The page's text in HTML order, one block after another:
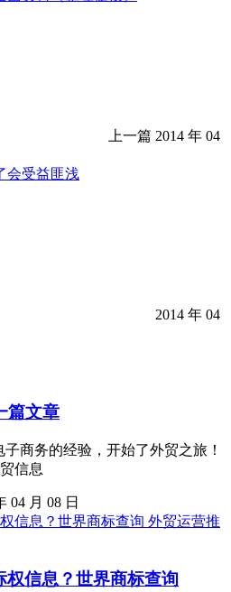
上一篇 2014 年 04
会受益匪浅
2014 年 04
篇文章
子商务的经验，开始了外贸之旅！
信息
04 月 08 日
外贸运营推
权信息？世界商标查询